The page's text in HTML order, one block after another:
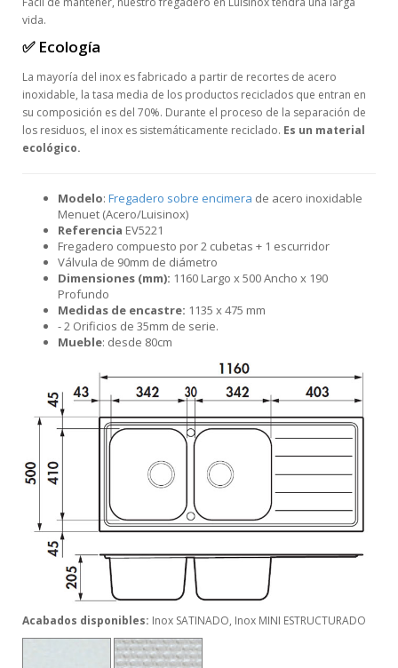
vida.
✅ Ecología
La mayoría del inox es fabricado a partir de recortes de acero
inoxidable, la tasa media de los productos reciclados que entran en
su composición es del 70%. Durante el proceso de la separación de
los residuos, el inox es sistemáticamente reciclado. Es un material
ecológico.
Modelo: Fregadero sobre encimera de acero inoxidable
Menuet (Acero/Luisinox)
Referencia EV5221
Fregadero compuesto por 2 cubetas + 1 escurridor
Válvula de 90mm de diámetro
Dimensiones (mm): 1160 Largo x 500 Ancho x 190
Profundo
Medidas de encastre: 1135 x 475 mm
- 2 Orificios de 35mm de serie.
Mueble: desde 80cm
Acabados disponibles: Inox SATINADO, Inox MINI ESTRUCTURADO